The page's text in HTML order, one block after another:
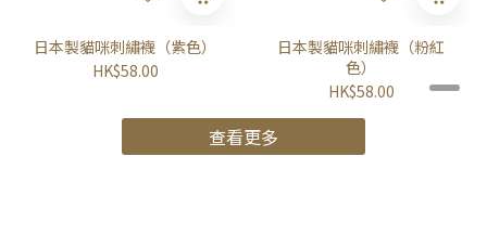
日本製貓咪刺繡襪（紫色）
HK$58.00
日本製貓咪刺繡襪（粉紅
色）
HK$58.00
查看更多